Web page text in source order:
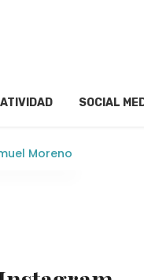
SOCIAL
Moreno